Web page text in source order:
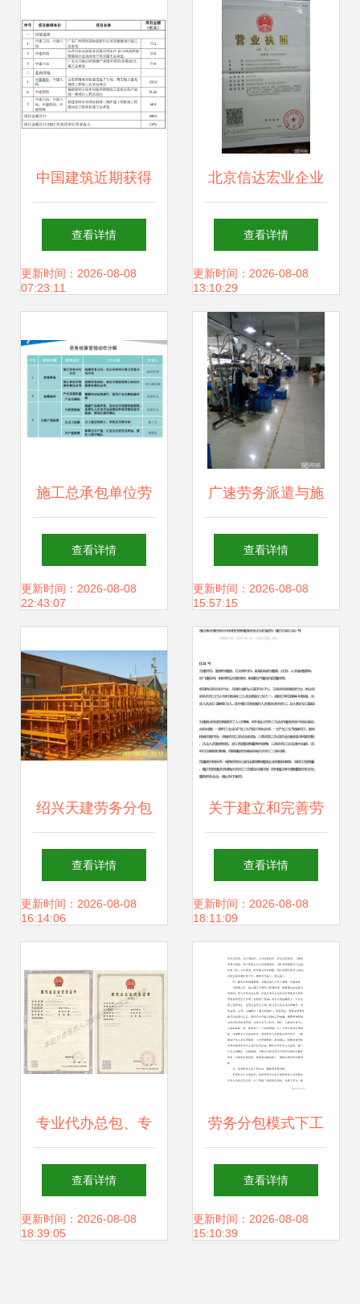
关乎企业发展方向
中国建筑近期获得
合计409亿元重大
项目，劳务分包市
查看详情
更新时间：2026-08-08
07:23:11
北京信达宏业企业
管理在施工总承包
中的实践与优势
查看详情
更新时间：2026-08-08
13:10:29
施工总承包单位劳
务结算资料编制与
管理指南
查看详情
更新时间：2026-08-08
22:43:07
广速劳务派遣与施
工总承包 强强联手
打造建筑行业新业
态
查看详情
更新时间：2026-08-08
15:57:15
绍兴天建劳务分包
扎根于世界工厂网
的务实典范
查看详情
更新时间：2026-08-08
16:14:06
关于建立和完善劳
务分包制度发展建
筑劳务企业的意见
查看详情
更新时间：2026-08-08
18:11:09
专业代办总包、专
业承包与劳务分包
资质全解析 一站式
查看详情
更新时间：2026-08-08
18:39:05
劳务分包模式下工
程项目劳务管理控
制措施
查看详情
更新时间：2026-08-08
15:10:39